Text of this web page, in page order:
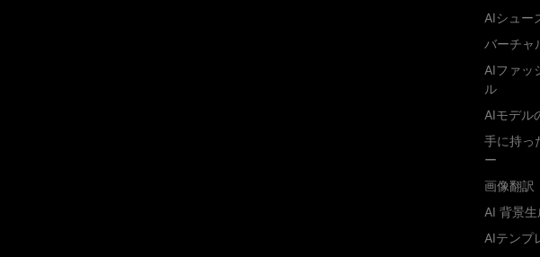
AIシュー
バーチャ
AIファッ
ル
AIモデル
手に持っ
ー
画像翻訳
AI 背景生
AIテンプ